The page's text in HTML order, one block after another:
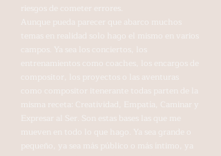
riesgos de cometer errores.
Aunque pueda parecer que abarco muchos
temas en realidad solo hago el mismo en varios
campos. Ya sea los conciertos, los
entrenamientos como coaches, los encargos de
compositor, los proyectos o las aventuras
como compositor itenerante todas parten de la
misma receta: Creatividad, Empatía, Caminar y
Expresar al Ser. Son estas bases las que me
mueven en todo lo que hago. Ya sea grande o
pequeño, ya sea más público o más íntimo, ya